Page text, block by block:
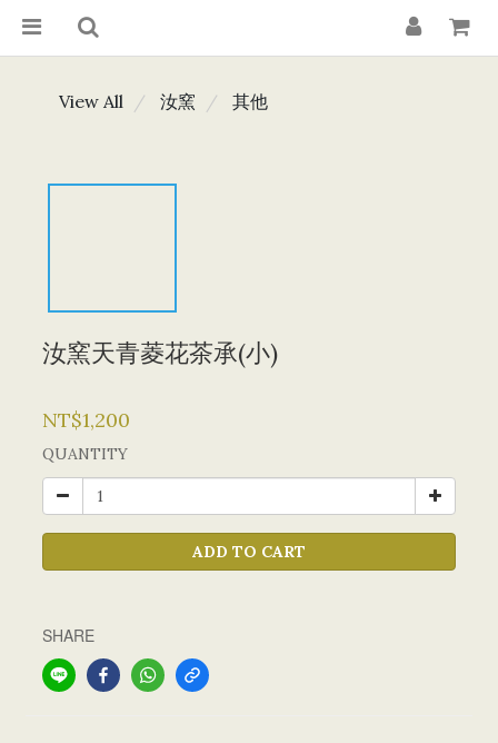
View All 汝窯 其他
汝窯天青菱花茶承(小)
NT$1,200
QUANTITY
ADD TO CART
SHARE